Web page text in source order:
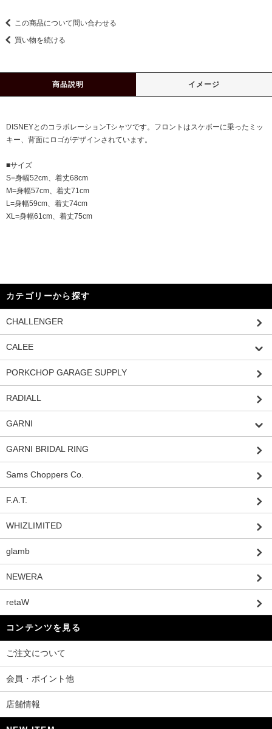
この商品について問い合わせる
買い物を続ける
商品説明 イメージ
DISNEYとのコラボレーションTシャツです。フロントはスケボーに乗ったミッ
キー、背面にロゴがデザインされています。
■サイズ
S=身幅52cm、着丈68cm
M=身幅57cm、着丈71cm
L=身幅59cm、着丈74cm
XL=身幅61cm、着丈75cm
カテゴリーから探す
CHALLENGER
CALEE
PORKCHOP GARAGE SUPPLY
RADIALL
GARNI
GARNI BRIDAL RING
Sams Choppers Co.
F.A.T.
WHIZLIMITED
glamb
NEWERA
retaW
コンテンツを見る
ご注文について
会員・ポイント他
店舗情報